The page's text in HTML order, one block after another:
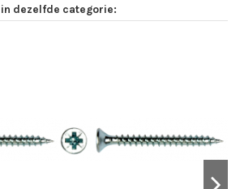
dezelfde categorie: